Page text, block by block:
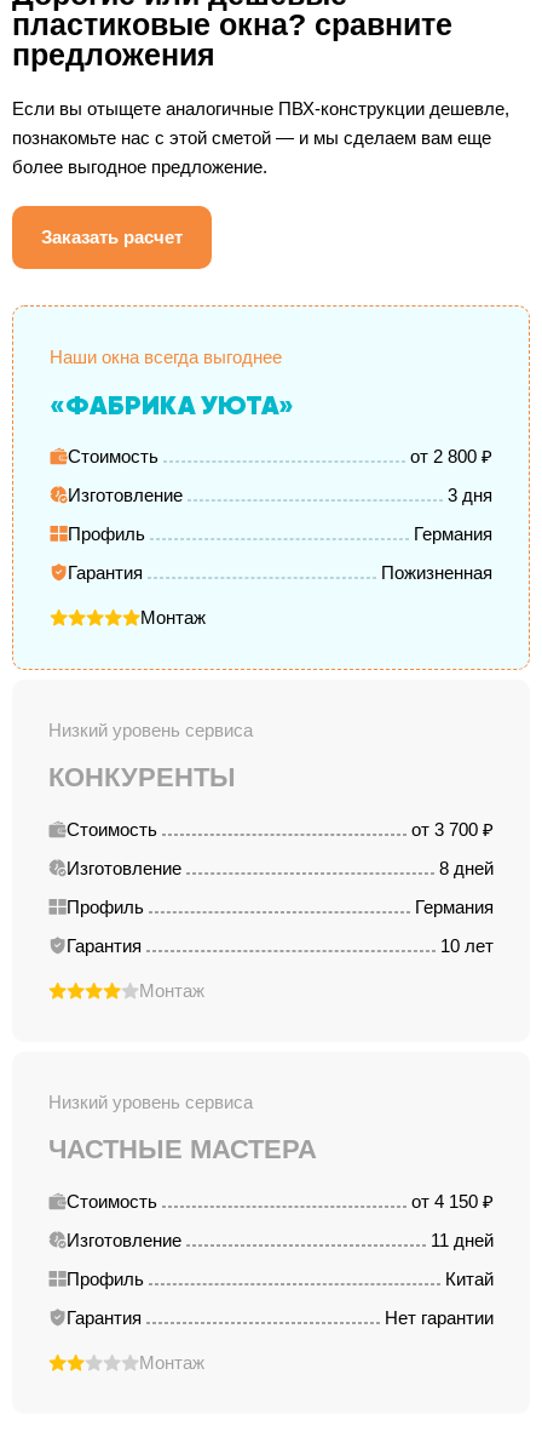
пластиковые окна? сравните
предложения
Если вы отыщете аналогичные ПВХ-конструкции дешевле,
познакомьте нас с этой сметой — и мы сделаем вам еще
более выгодное предложение.
Заказать расчет
Наши окна всегда выгоднее
«ФАБРИКА УЮТА»
Стоимость
от 2 800 ₽
Изготовление
3 дня
Профиль
Германия
Гарантия
Пожизненная
Монтаж
Низкий уровень сервиса
КОНКУРЕНТЫ
Стоимость
от 3 700 ₽
Изготовление
8 дней
Профиль
Германия
Гарантия
10 лет
Монтаж
Низкий уровень сервиса
ЧАСТНЫЕ МАСТЕРА
Стоимость
от 4 150 ₽
Изготовление
11 дней
Профиль
Китай
Гарантия
Нет гарантии
Монтаж